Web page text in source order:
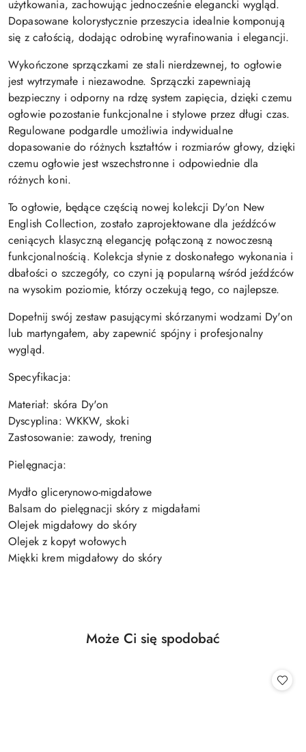
użytkowania, zachowując jednocześnie elegancki wygląd.
Dopasowane kolorystycznie przeszycia idealnie komponują
się z całością, dodając odrobinę wyrafinowania i elegancji.
Wykończone sprzączkami ze stali nierdzewnej, to ogłowie
jest wytrzymałe i niezawodne. Sprzączki zapewniają
bezpieczny i odporny na rdzę system zapięcia, dzięki czemu
ogłowie pozostanie funkcjonalne i stylowe przez długi czas.
Regulowane podgardle umożliwia indywidualne
dopasowanie do różnych kształtów i rozmiarów głowy, dzięki
czemu ogłowie jest wszechstronne i odpowiednie dla
różnych koni.
To ogłowie, będące częścią nowej kolekcji Dy'on New
English Collection, zostało zaprojektowane dla jeźdźców
ceniących klasyczną elegancję połączoną z nowoczesną
funkcjonalnością. Kolekcja słynie z doskonałego wykonania i
dbałości o szczegóły, co czyni ją popularną wśród jeźdźców
na wysokim poziomie, którzy oczekują tego, co najlepsze.
Dopełnij swój zestaw pasującymi skórzanymi wodzami Dy'on
lub martyngałem, aby zapewnić spójny i profesjonalny
wygląd.
Specyfikacja:
Materiał: skóra Dy'on
Dyscyplina: WKKW, skoki
Zastosowanie: zawody, trening
Pielęgnacja:
Mydło glicerynowo-migdałowe
Balsam do pielęgnacji skóry z migdałami
Olejek migdałowy do skóry
Olejek z kopyt wołowych
Miękki krem ​​migdałowy do skóry
Pomiń karuzelę produktów
Produkty
Może Ci się spodobać